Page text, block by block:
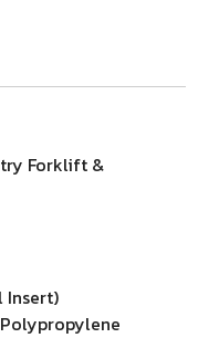
Forklift &
Insert)